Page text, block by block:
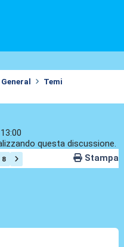
Temi
questa discussione.
8 Stampa